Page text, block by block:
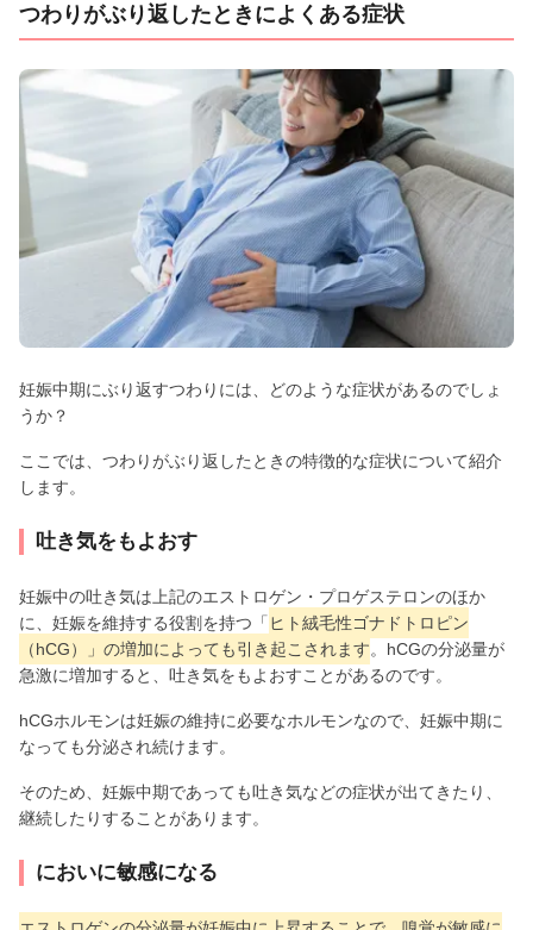
つわりがぶり返したときによくある症状
妊娠中期にぶり返すつわりには、どのような症状があるのでしょ
うか？
ここでは、つわりがぶり返したときの特徴的な症状について紹介
します。
吐き気をもよおす
妊娠中の吐き気は上記のエストロゲン・プロゲステロンのほか
に、妊娠を維持する役割を持つ「 ヒト絨毛性ゴナドトロピン
（hCG）」の増加によっても引き起こされます。hCGの分泌量が
急激に増加すると、吐き気をもよおすことがあるのです。
hCGホルモンは妊娠の維持に必要なホルモンなので、妊娠中期に
なっても分泌され続けます。
そのため、妊娠中期であっても吐き気などの症状が出てきたり、
継続したりすることがあります。
においに敏感になる